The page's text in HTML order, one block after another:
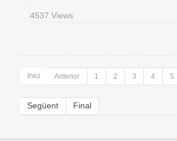
4537 Views
Inici Anterior 1 2 3 4 5
Següent
Final